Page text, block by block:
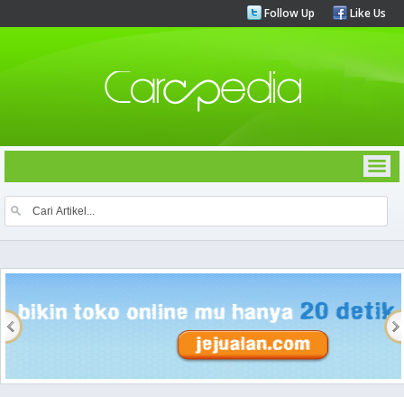
Follow Up Like Us